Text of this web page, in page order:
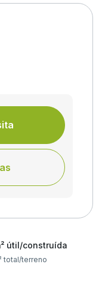
útil/construída
total/terreno